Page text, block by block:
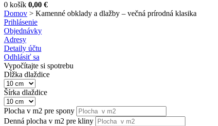
0 košík 0,00 €
Domov > Kamenné obklady a dlažby – večná prírodná klasika
Prihlásenie
Objednávky
Adresy
Detaily účtu
Odhlásiť sa
Vypočítajte si spotrebu
Dĺžka dlaždice
Šírka dlaždice
Plocha v m2 pre spony
Denná plocha v m2 pre kliny